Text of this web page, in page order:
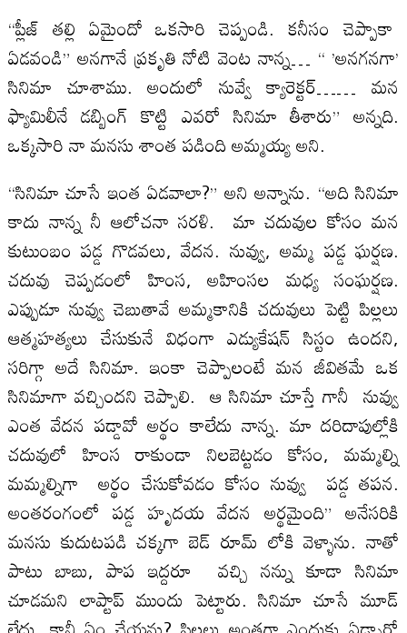
“ప్లీజ్ తల్లి ఏమైందో ఒకసారి చెప్పండి. కనీసం చెప్పాకా
ఏడవండి” అనగానే ప్రకృతి నోటి వెంట నాన్న… “ ’అనగనగా’
సినిమా చూశాము. అందులో నువ్వే క్యారెక్టర్…… మన
ఫ్యామిలీనే డబ్బింగ్ కొట్టి ఎవరో సినిమా తీశారు” అన్నది.
ఒక్కసారి నా మనసు శాంత పడింది అమ్మయ్య అని.
“సినిమా చూసే ఇంత ఏడవాలా?” అని అన్నాను. “అది సినిమా
కాదు నాన్న నీ ఆలోచనా సరళి. మా చదువుల కోసం మన
కుటుంబం పడ్డ గొడవలు, వేదన. నువ్వు, అమ్మ పడ్డ ఘర్షణ.
చదువు చెప్పడంలో హింస, అహింసల మధ్య సంఘర్షణ.
ఎప్పుడూ నువ్వు చెబుతావే అమ్మకానికి చదువులు పెట్టి పిల్లలు
ఆత్మహత్యలు చేసుకునే విధంగా ఎడ్యుకేషన్ సిస్టం ఉందని,
సరిగ్గా అదే సినిమా. ఇంకా చెప్పాలంటే మన జీవితమే ఒక
సినిమాగా వచ్చిందని చెప్పాలి. ఆ సినిమా చూస్తే గానీ నువ్వు
ఎంత వేదన పడ్డావో అర్థం కాలేదు నాన్న. మా దరిదాపుల్లోకి
చదువులో హింస రాకుండా నిలబెట్టడం కోసం, మమ్మల్ని
మమ్మల్నిగా అర్థం చేసుకోవడం కోసం నువ్వు పడ్డ తపన.
అంతరంగంలో పడ్డ హృదయ వేదన అర్థమైంది” అనేసరికి
మనసు కుదుటపడి చక్కగా బెడ్ రూమ్ లోకి వెళ్ళాను. నాతో
పాటు బాబు, పాప ఇద్దరూ వచ్చి నన్ను కూడా సినిమా
చూడమని లాప్టాప్ ముందు పెట్టారు. సినిమా చూసే మూడ్